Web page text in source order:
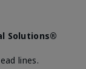
Solutions®
lines.